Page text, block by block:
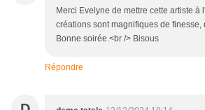
Merci Evelyne de mettre cette artiste à
créations sont magnifiques de finesse,
Bonne soirée.<br /> Bisous
Répondre